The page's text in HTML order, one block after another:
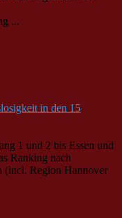
...
in den 15
1 und 2 bis Essen und
Ranking nach
(incl. Region Hannover